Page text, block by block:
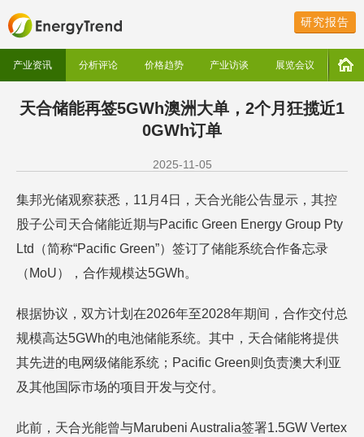
研究报告
产业资讯 分析评论 价格趋势 产业访谈 展览会议
天合储能再签5GWh澳洲大单，2个月狂揽近1
0GWh订单
2025-11-05
集邦光储观察获悉，11月4日，天合光能公告显示，其控
股子公司天合储能近期与Pacific Green Energy Group Pty
Ltd（简称“Pacific Green”）签订了储能系统合作备忘录
（MoU），合作规模达5GWh。
根据协议，双方计划在2026年至2028年期间，合作交付总
规模高达5GWh的电池储能系统。其中，天合储能将提供
其先进的电网级储能系统；Pacific Green则负责澳大利亚
及其他国际市场的项目开发与交付。
此前，天合光能曾与Marubeni Australia签署1.5GW Vertex